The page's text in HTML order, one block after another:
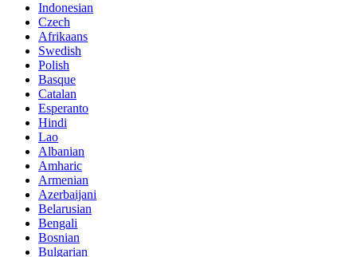
Indonesian
Czech
Afrikaans
Swedish
Polish
Basque
Catalan
Esperanto
Hindi
Lao
Albanian
Amharic
Armenian
Azerbaijani
Belarusian
Bengali
Bosnian
Bulgarian